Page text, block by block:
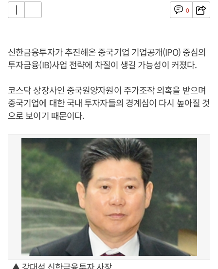
0
신한금융투자가 추진해온 중국기업 기업공개(IPO) 중심의
투자금융(IB)사업 전략에 차질이 생길 가능성이 커졌다.
코스닥 상장사인 중국원양자원이 주가조작 의혹을 받으며
중국기업에 대한 국내 투자자들의 경계심이 다시 높아질 것
으로 보이기 때문이다.